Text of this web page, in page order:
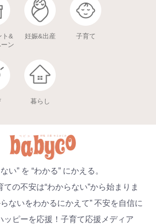
ト&
ン
妊娠&出産 子育て
暮らし
い” を “わかる” にかえる。
の不安は“わからない”から始まりま
ないをわかるにかえて” 不安を自信に
ッピーを応援！子育て応援メディア